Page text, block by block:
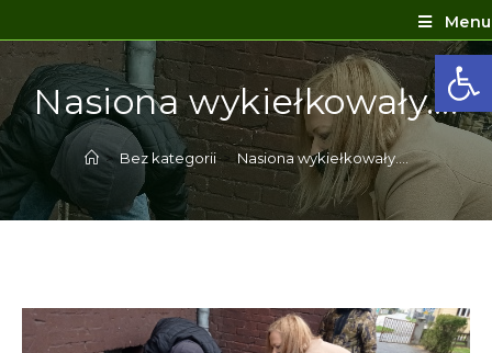
Menu
Nasiona wykiełkowały….
> Bez kategorii Nasiona wykiełkowały….